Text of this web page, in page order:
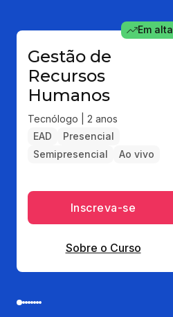
Em alta
Gestão de
Recursos
Humanos
Tecnólogo | 2 anos
EAD
Presencial
Semipresencial
Ao vivo
Inscreva-se
Sobre o Curso